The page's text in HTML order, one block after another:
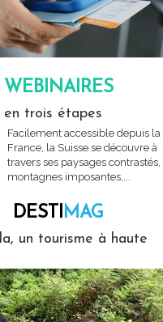
WEBINAIRES
en trois étapes
Facilement accessible depuis la
France, la Suisse se découvre à
travers ses paysages contrastés,
montagnes imposantes,...
DESTIMAG
un tourisme à haute